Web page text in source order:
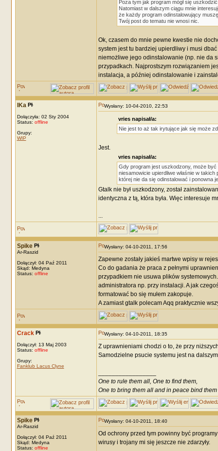
Poza tym jak program mógł się
Natomiast w dalszym ciągu mnie
że każdy program odinstalowujący
Twój post do tematu nie wnosi nic.
Ok, czasem do mnie pewne kwestie nie
system jest tu bardziej upierdliwy i musi
niemożliwe jego odinstalowanie (np. nie da
przypadkach. Najprostszym rozwiązaniem
instalacja, a później odinstalowanie i
IKa
Dołączyła: 02 Sty 2004
Status: offline
Grupy:
WIP
Wysłany: 10-04-2010, 22:53
vries napisał/a:
Nie jest to aż tak irytujące jak się może
Jest.
vries napisał/a:
Gdy program jest uszkodzony, może
niesamowicie upierdliwe właśnie w
której nie da się odinstalować i ponowna
Gtalk nie był uszkodzony, został
identyczna z tą, która była. Więc interesuje
...
Spike
Ar-Raszid
Dołączył: 04 Paź 2011
Skąd: Medyna
Status: offline
Wysłany: 04-10-2011, 17:56
Zapewne zostały jakieś martwe wpisy w
Co do gadania że praca z pełnymi
przypadkiem nie usuwa plików
administratora np. przy instalacji. A jak
formatować bo się mułem zakopuje.
A zamiast gtalk polecam Aqq praktycznie
Crack
Dołączył: 13 Maj 2003
Status: offline
Grupy:
Fanklub Lacus Clyne
Wysłany: 04-10-2011, 18:35
Z uprawnieniami chodzi o to, że przy
Samodzielne psucie systemu jest na
One to rule them all, One to find them,
One to bring them all and in peace bind them
Spike
Ar-Raszid
Dołączył: 04 Paź 2011
Skąd: Medyna
Status: offline
Wysłany: 04-10-2011, 18:40
Od ochrony przed tym powinny być
wirusy i trojany mi się jeszcze nie zdarzyły.